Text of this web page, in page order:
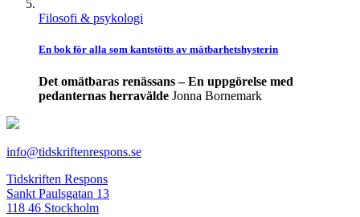
Filosofi & psykologi
En bok för alla som kantstötts av mätbarhetshysterin
Det omätbaras renässans – En uppgörelse med
pedanternas herravälde Jonna Bornemark
info@tidskriftenrespons.se
Tidskriften Respons
Sankt Paulsgatan 13
118 46 Stockholm